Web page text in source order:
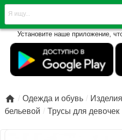
Установите наше приложение,
 Одежда и обувь
бельевой
Трусы для девочек